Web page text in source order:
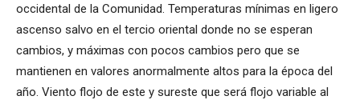
occidental de la Comunidad. Temperaturas mínimas en ligero
ascenso salvo en el tercio oriental donde no se esperan
cambios, y máximas con pocos cambios pero que se
mantienen en valores anormalmente altos para la época del
año. Viento flojo de este y sureste que será flojo variable al